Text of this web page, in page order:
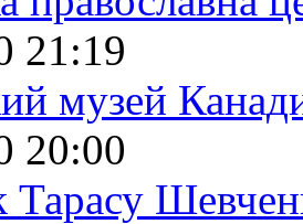
21:19
музей
20:00
Тарасу